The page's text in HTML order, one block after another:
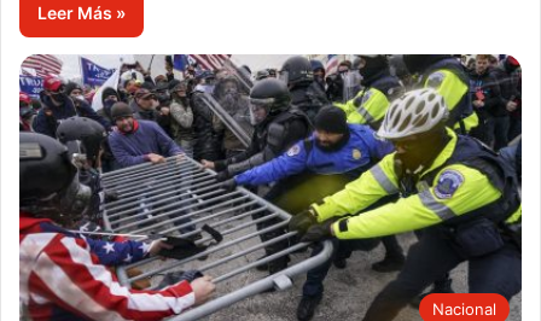
Leer Más »
Nacional